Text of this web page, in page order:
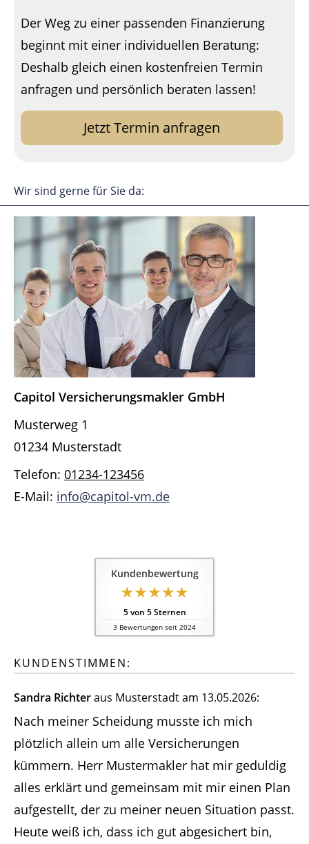
Der Weg zu einer passenden Finanzierung
beginnt mit einer individuellen Beratung:
Deshalb gleich einen kostenfreien Termin
anfragen und persönlich beraten lassen!
Jetzt Termin anfragen
Wir sind gerne für Sie da:
Capitol Ver­sicherungs­makler GmbH
Musterweg 1
01234 Musterstadt
Telefon: 01234-123456
E-Mail: info@capitol-vm.de
Kundenbewertung
5von 5Sternen
3 Bewertungen seit 2024
KUNDENSTIMMEN:
Sandra Richteraus Musterstadtam 13.05.2026:
Nach meiner Scheidung musste ich mich
plötzlich allein um alle Versicherungen
kümmern. Herr Mustermakler hat mir geduldig
alles erklärt und gemeinsam mit mir einen Plan
aufgestellt, der zu meiner neuen Situation passt.
Heute weiß ich, dass ich gut abgesichert bin,